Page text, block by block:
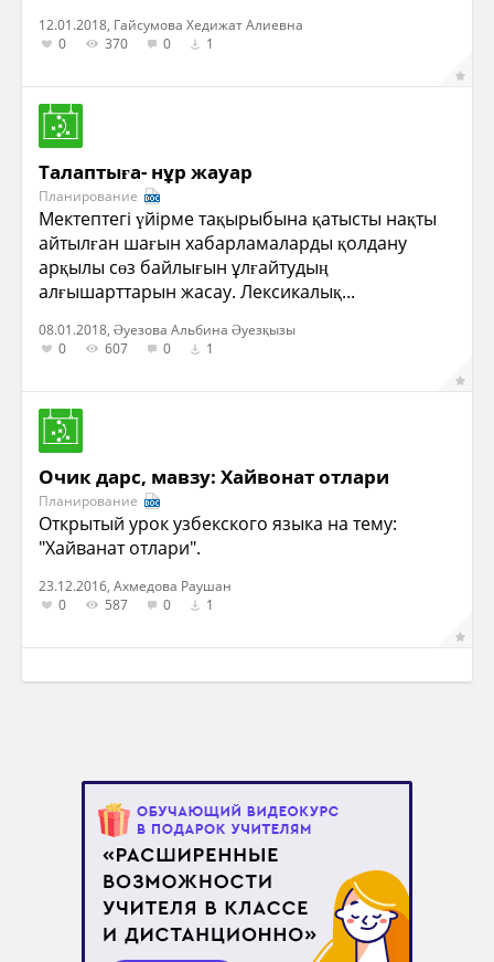
12.01.2018, Гайсумова Хедижат Алиевна
0
370 0 1
Талаптыға- нұр жауар
Планирование
Мектептегі үйірме тақырыбына қатысты нақты
айтылған шағын хабарламаларды қолдану
арқылы сөз байлығын ұлғайтудың
алғышарттарын жасау. Лексикалық...
08.01.2018, Әуезова Альбина Әуезқызы
0
607 0 1
Очик дарс, мавзу: Хайвонат отлари
Планирование
Открытый урок узбекского языка на тему:
"Хайванат отлари".
23.12.2016, Ахмедова Раушан
0
587 0 1